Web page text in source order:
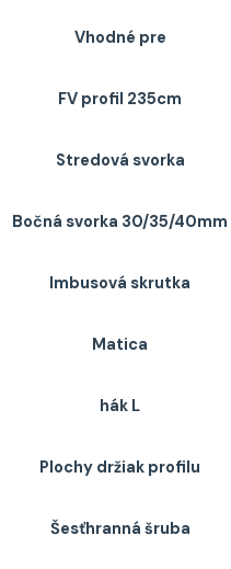
Vhodné pre
FV profil 235cm
Stredová svorka
Bočná svorka 30/35/40mm
Imbusová skrutka
Matica
hák L
Plochy držiak profilu
Šesťhranná šruba